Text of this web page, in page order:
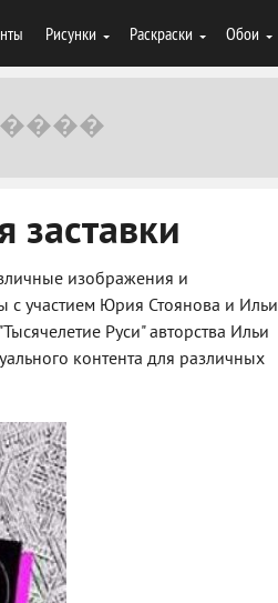
Рисунки Раскраски Обои
заставки
изображения и
с участием Юрия Стоянова и Ильи
Руси" авторства Ильи
контента для различных